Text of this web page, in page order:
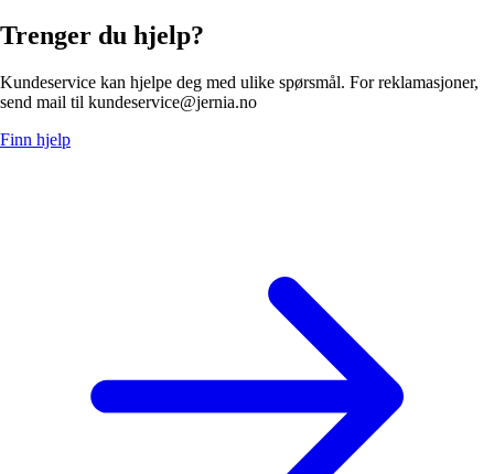
Trenger du hjelp?
Kundeservice kan hjelpe deg med ulike spørsmål. For reklamasjoner,
send mail til kundeservice@jernia.no
Finn hjelp